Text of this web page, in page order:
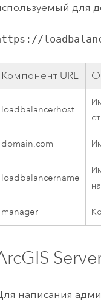
для
Компонент URL
loadbalancerhost
domain.com
loadbalancername
manager
написания